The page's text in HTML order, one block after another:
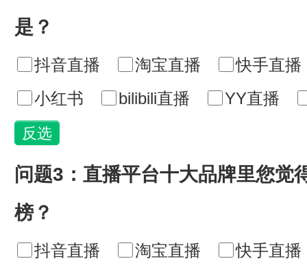
是？
抖音直播 淘宝直播
快手直播
小红书
bilibili直播 YY直播
问题3：直播平台十大品牌里您觉
榜？
抖音直播 淘宝直播
快手直播